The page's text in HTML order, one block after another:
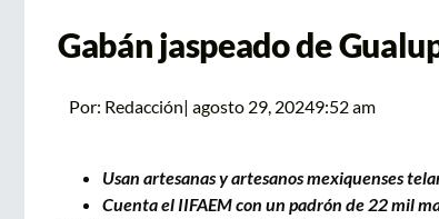
Gabán jaspeado de
Por: Redacción| agosto 29, 20249:52 am
Usan artesanas y artesanos mexiquenses
Cuenta el IIFAEM con un padrón de 22 mil